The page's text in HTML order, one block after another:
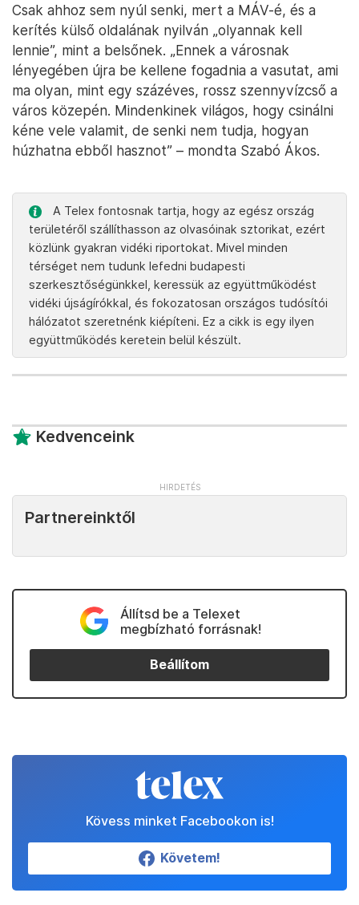
Csak ahhoz sem nyúl senki, mert a MÁV-é, és a
kerítés külső oldalának nyilván „olyannak kell
lennie”, mint a belsőnek. „Ennek a városnak
lényegében újra be kellene fogadnia a vasutat, ami
ma olyan, mint egy százéves, rossz szennyvízcső a
város közepén. Mindenkinek világos, hogy csinálni
kéne vele valamit, de senki nem tudja, hogyan
húzhatna ebből hasznot” – mondta Szabó Ákos.
A Telex fontosnak tartja, hogy az egész ország
területéről szállíthasson az olvasóinak sztorikat, ezért
közlünk gyakran vidéki riportokat. Mivel minden
térséget nem tudunk lefedni budapesti
szerkesztőségünkkel, keressük az együttműködést
vidéki újságírókkal, és fokozatosan országos tudósítói
hálózatot szeretnénk kiépíteni. Ez a cikk is egy ilyen
együttműködés keretein belül készült.
Kedvenceink
Partnereinktől
Állítsd be a Telexet
megbízható forrásnak!
Beállítom
Kövess minket Facebookon is!
Követem!